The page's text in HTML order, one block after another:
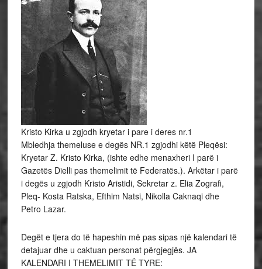
Kristo Kirka u zgjodh kryetar i pare i deres nr.1
Mbledhja themeluse e degës NR.1 zgjodhi këtë Pleqësi:
Kryetar Z. Kristo Kirka, (ishte edhe menaxheri I parë i
Gazetës Dielli pas themelimit të Federatës.). Arkëtar i parë
i degës u zgjodh Kristo Aristidi, Sekretar z. Elia Zografi,
Pleq- Kosta Ratska, Efthim Natsi, Nikolla Caknaqi dhe
Petro Lazar.
Degët e tjera do të hapeshin më pas sipas një kalendari të
detajuar dhe u caktuan personat përgjegjës. JA
KALENDARI I THEMELIMIT TË TYRE: